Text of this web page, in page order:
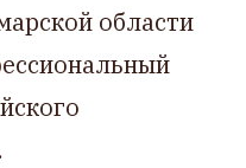
области